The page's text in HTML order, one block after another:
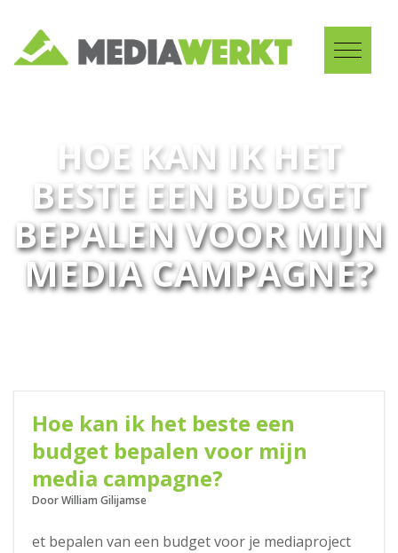
HOE KAN IK HET
BESTE EEN BUDGET
BEPALEN VOOR MIJN
MEDIA CAMPAGNE?
Hoe kan ik het beste een
budget bepalen voor mijn
media campagne?
Door William Gilijamse
et bepalen van een budget voor je mediaproject